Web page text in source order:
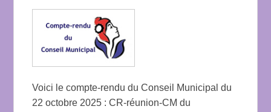
Voici le compte-rendu du Conseil Municipal du
22 octobre 2025 : CR-réunion-CM du